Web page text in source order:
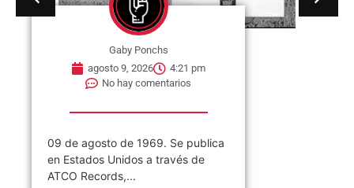
Gaby Ponchs
agosto 9, 2026
4:21 pm
No hay comentarios
09 de agosto de 1969. Se publica
en Estados Unidos a través de
ATCO Records,...